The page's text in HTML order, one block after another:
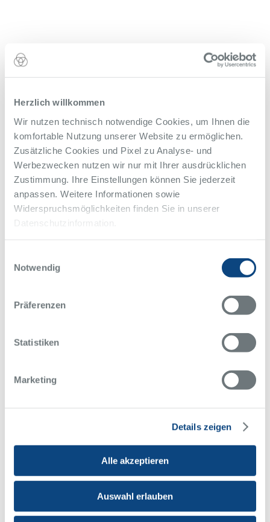
Herzlich willkommen
Wir nutzen technisch notwendige Cookies, um Ihnen die
komfortable Nutzung unserer Website zu ermöglichen.
Zusätzliche Cookies und Pixel zu Analyse- und
Werbezwecken nutzen wir nur mit Ihrer ausdrücklichen
Zustimmung. Ihre Einstellungen können Sie jederzeit
anpassen. Weitere Informationen sowie
Widerspruchsmöglichkeiten finden Sie in unserer
Datenschutzinformation.
Notwendig
Präferenzen
Statistiken
Marketing
Details zeigen
Alle akzeptieren
Auswahl erlauben
Startseite Leistungen
Kliniken